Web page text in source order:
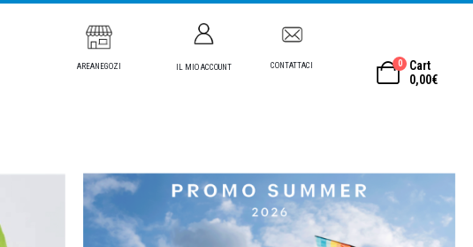
AREANEGOZI IL MIO ACCOUNT CONTATTACI 0
Cart
0,00€